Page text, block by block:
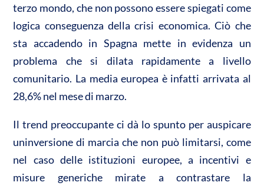
terzo mondo, che non possono essere spiegati come
logica conseguenza della crisi economica. Ciò che
sta accadendo in Spagna mette in evidenza un
problema che si dilata rapidamente a livello
comunitario. La media europea è infatti arrivata al
28,6% nel mese di marzo.
Il trend preoccupante ci dà lo spunto per auspicare
uninversione di marcia che non può limitarsi, come
nel caso delle istituzioni europee, a incentivi e
misure generiche mirate a contrastare la